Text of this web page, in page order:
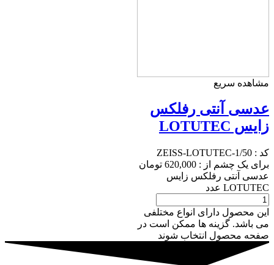
مشاهده سریع
عدسی آنتی رفلکس
زایس LOTUTEC
کد : ZEISS-LOTUTEC-1/50
برای یک چشم از : 620,000 تومان
عدسی آنتی رفلکس زایس
LOTUTEC عدد
این محصول دارای انواع مختلفی
می باشد. گزینه ها ممکن است در
صفحه محصول انتخاب شوند